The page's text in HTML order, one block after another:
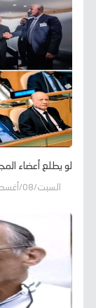
لو يطلع أعضاء
السبت/08/أغسطس/2026 - 09:43 م